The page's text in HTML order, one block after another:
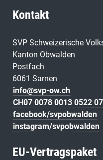
Kontakt
SVP Schweizerische
Kanton Obwalden
Postfach
6061 Sarnen
info@svp-ow.ch
CH07 0078 0013 0522
facebook/svpobwalden
instagram/svpobwalden
EU-Vertragspaket